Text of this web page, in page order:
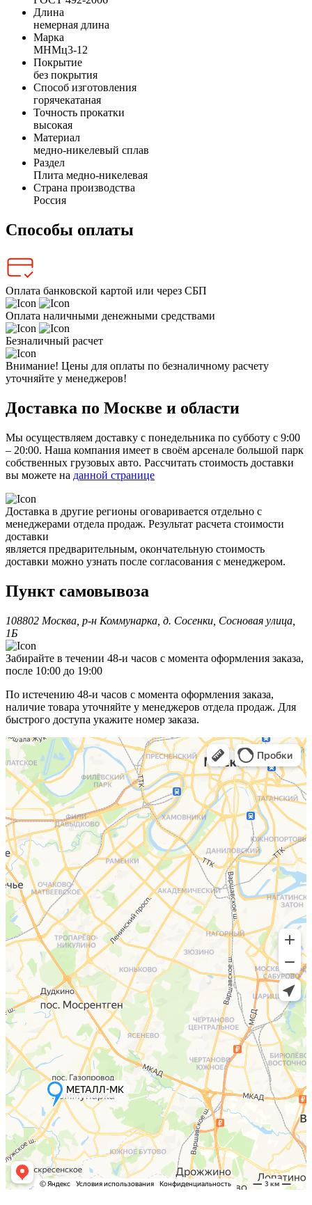
Длина
немерная длина
Марка
МНМц3-12
Покрытие
без покрытия
Способ изготовления
горячекатаная
Точность прокатки
высокая
Материал
медно-никелевый сплав
Раздел
Плита медно-никелевая
Страна производства
Россия
Способы оплаты
Оплата банковской картой или через СБП
Оплата наличными денежными средствами
Безналичный расчет
Внимание! Цены для оплаты по безналичному расчету
уточняйте у менеджеров!
Доставка по Москве и области
Мы осуществляем доставку с понедельника по субботу с 9:00
– 20:00. Наша компания имеет в своём арсенале большой парк
собственных грузовых авто. Рассчитать стоимость доставки
вы можете на данной странице
Доставка в другие регионы оговаривается отдельно с
менеджерами отдела продаж. Результат расчета стоимости
доставки
является предварительным, окончательную стоимость
доставки можно узнать после согласования с менеджером.
Пункт самовывоза
108802 Москва, р-н Коммунарка, д. Сосенки, Сосновая улица,
1Б
Забирайте в течении 48-и часов с момента оформления заказа,
после 10:00 до 19:00
По истечению 48-и часов с момента оформления заказа,
наличие товара уточняйте у менеджеров отдела продаж. Для
быстрого доступа укажите номер заказа.